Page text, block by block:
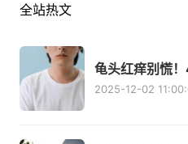
全站热文
龟头红痒别慌
2025-12-02